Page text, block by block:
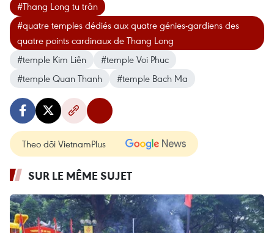
#Thang Long tu trân
#quatre temples dédiés aux quatre génies-gardiens des
quatre points cardinaux de Thang Long
#temple Kim Liên
#temple Voi Phuc
#temple Quan Thanh
#temple Bach Ma
Theo dõi VietnamPlus
SUR LE MÊME SUJET